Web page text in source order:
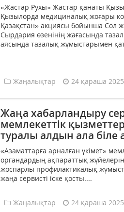
«Жастар Рухы» Жастар қанаты
Қызылорда медициналық жоғары
Қазақстан» акциясы бойынша Сол
Сырдария өзенінің жағасында
аясында тазалық жұмыстарымен
Жаңалықтар 24 қараша
Жаңа хабарландыру
мемлекеттік
туралы алдын ала біле
«Азаматтарға арналған үкімет»
органдардың ақпараттық
жоспарлы профилактикалық
жаңа сервисті іске қосты....
Жаңалықтар 24 қараша